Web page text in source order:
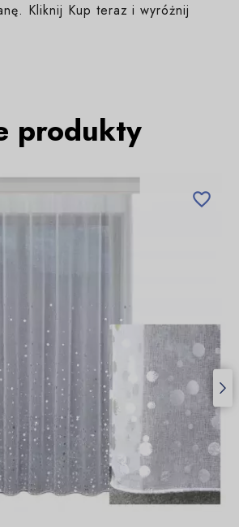
Kliknij Kup teraz i wyróżnij
produkty
